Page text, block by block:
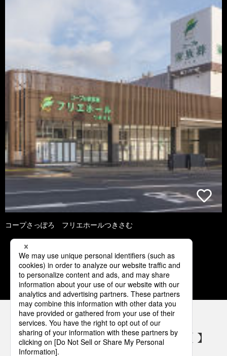
コープさっぽろ フリエホールつきさむ
2 3 4 5 6
パナソニックの電気設備 SNSアカウント